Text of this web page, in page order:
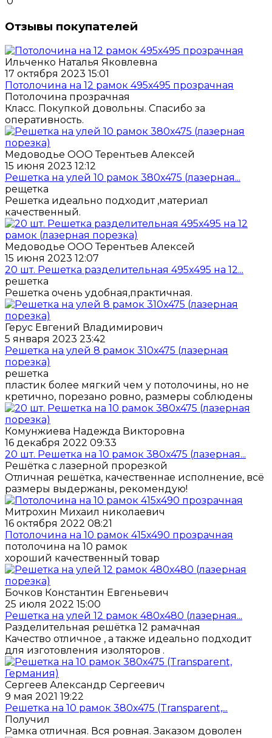
Отзывы покупателей
Ильченко Наталья Яковлевна
17 октября 2023 15:01
Потолочина на 12 рамок 495х495 прозрачная
Потолочина прозрачная
Класс. Покупкой довольны. Спасибо за
оперативность.
Медоводье ООО Терентьев Алексей
15 июня 2023 12:12
Решетка на улей 10 рамок 380x475 (лазерная...
рещетка
Решетка идеально подходит ,материал
качественный.
Медоводье ООО Терентьев Алексей
15 июня 2023 12:07
20 шт. Решетка разделительная 495x495 на 12...
решетка
Решетка очень удобная,практичная.
Герус Евгений Владимирович
5 января 2023 23:42
Решетка на улей 8 рамок 310x475 (лазерная
порезка)
решетка
пластик более мягкий чем у потолочины, но не
кретично, порезано ровно, размеры соблюдены
Комунжиева Надежда Викторовна
16 декабря 2022 09:33
20 шт. Решетка на 10 рамок 380x475 (лазерная...
Решётка с лазерной прорезкой
Отличная решётка, качественнае исполнение, всё
размеры выдержаны, рекомендую!
Митрохин Михаил николаевич
16 октября 2022 08:21
Потолочина на 10 рамок 415х490 прозрачная
потолочина на 10 рамок
хороший качественный товар
Бочков Константин Евгеньевич
25 июля 2022 15:00
Решетка на улей 12 рамок 480x480 (лазерная...
Разделительная решётка 12 рамачная
Качество отличное , а также идеально подходит
для изготовления изоляторов .
Сергеев Александр Сергеевич
9 мая 2021 19:22
Решетка на 10 рамок 380х475 (Transparent,...
Получил
Рамка отличная. Вся ровная. Заказом доволен